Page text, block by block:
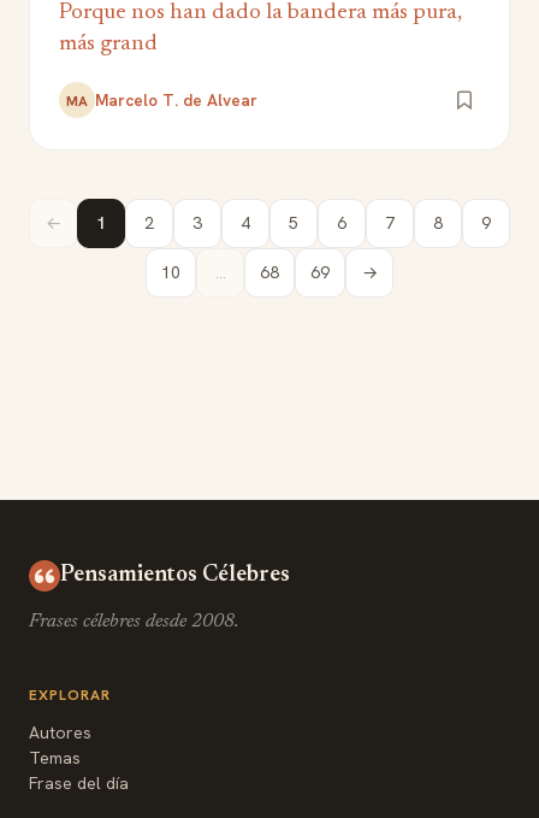
Porque nos han dado la bandera más pura,
más grand
MA Marcelo T. de Alvear
← 1 2 3 4 5 6 7 8 9
10 ... 68 69 →
Pensamientos Célebres
Frases célebres desde 2008.
EXPLORAR
Autores
Temas
Frase del día